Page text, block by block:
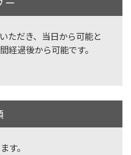
ただき、当日から可能と
経過後から可能です。
す。